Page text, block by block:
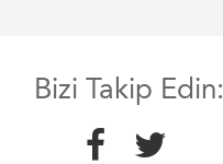
Bizi Takip Edin: